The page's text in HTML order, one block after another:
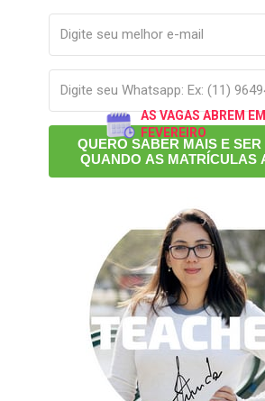
QUERO SABER MAIS E SER
QUANDO AS MATRÍCULAS
AS VAGAS ABREM
FEVEREIRO